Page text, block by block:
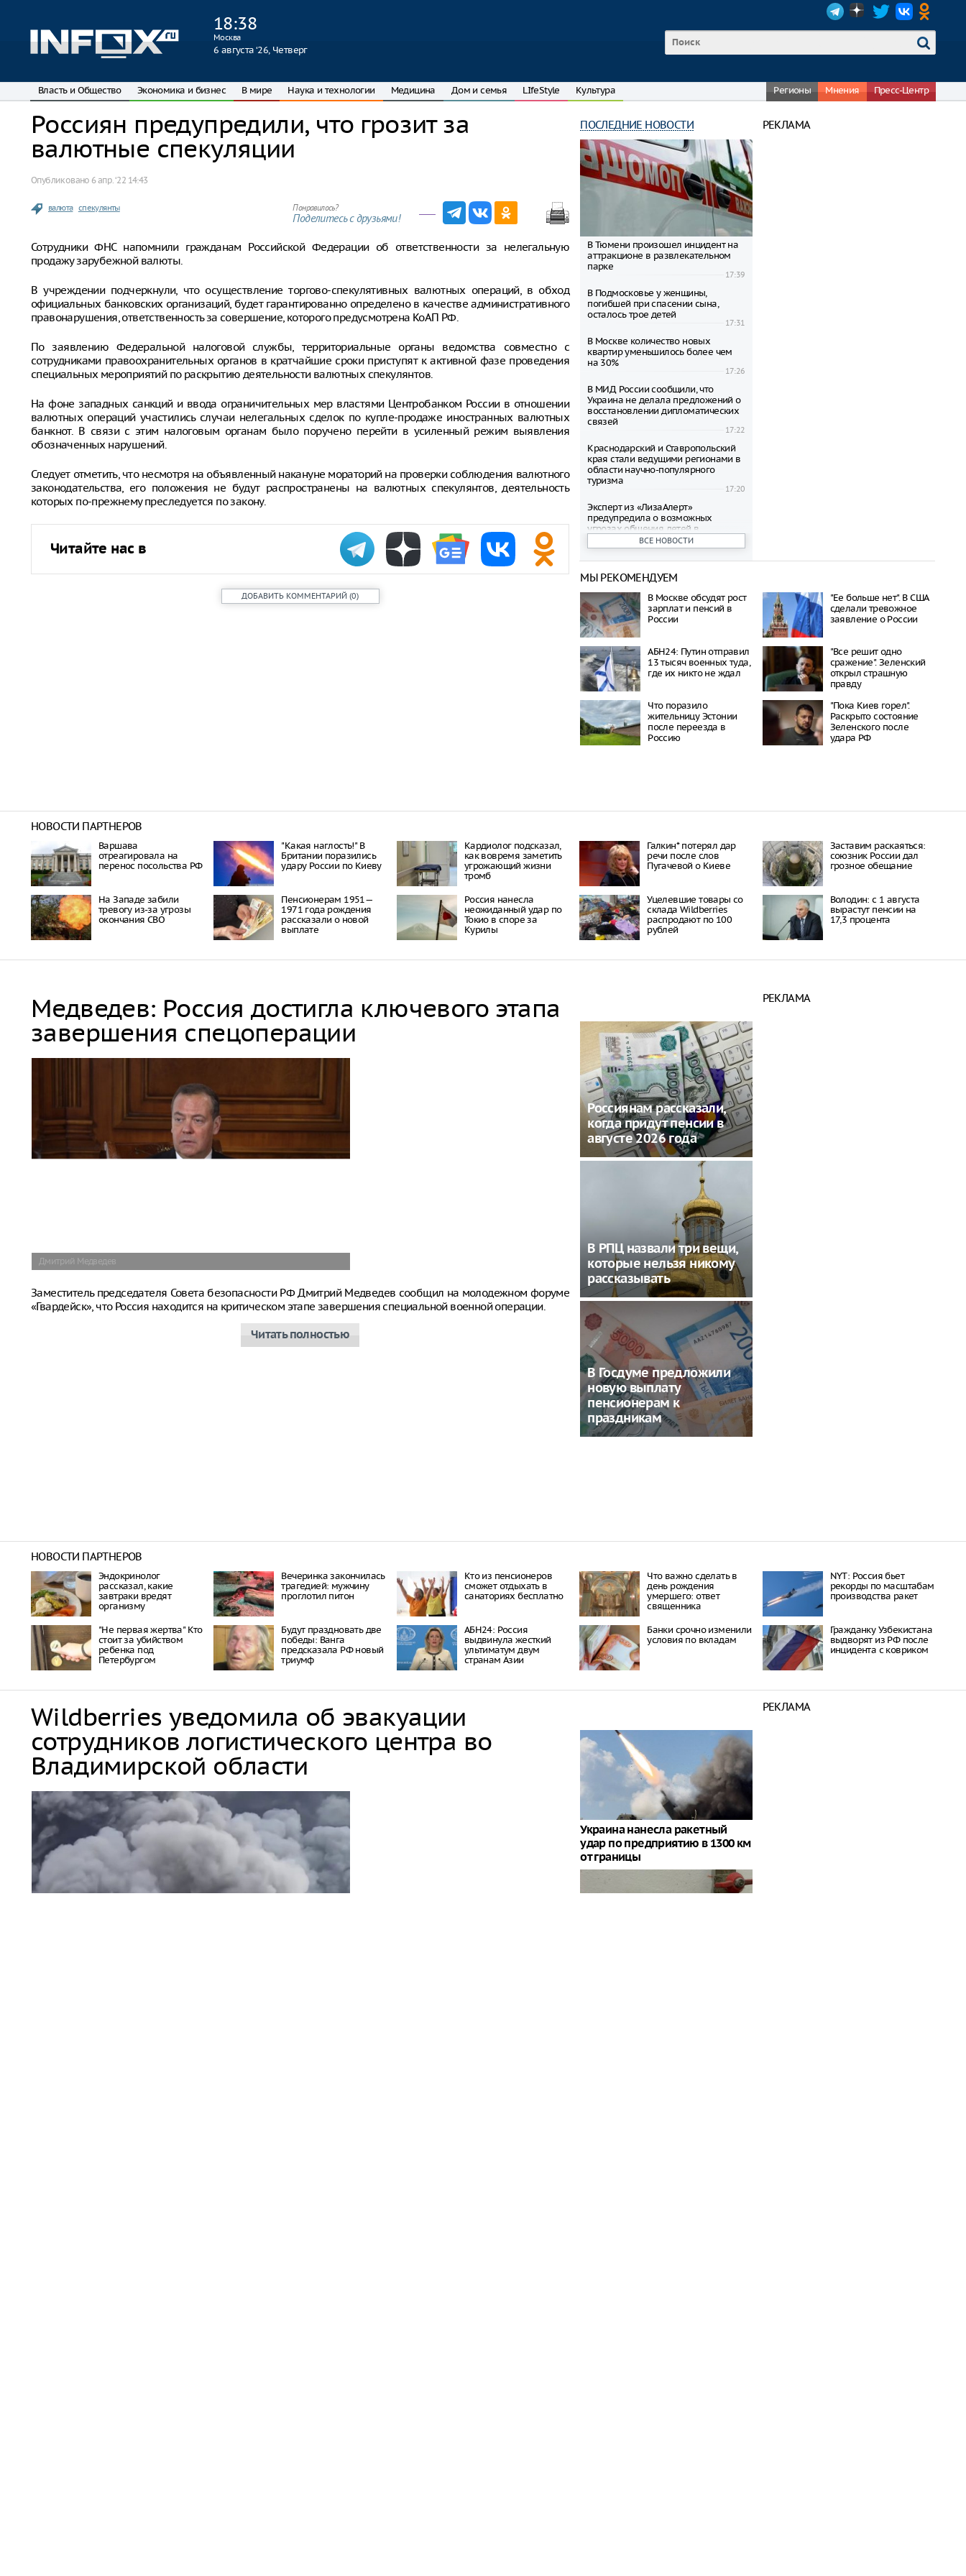
18:38
Москва
6 августа ‘26, Четверг
Власть и Общество Экономика и бизнес В мире Наука и технологии Медицина Дом и семья LIfeStyle Культура Регионы Мнения Пресс-Центр
Россиян предупредили, что грозит за
валютные спекуляции
Опубликовано 6 апр. ‘22 14:43
валюта спекулянты Понравилось?
Поделитесь с друзьями!
Сотрудники ФНС напомнили гражданам Российской Федерации об ответственности за нелегальную
продажу зарубежной валюты.
В учреждении подчеркнули, что осуществление торгово-спекулятивных валютных операций, в обход
официальных банковских организаций, будет гарантированно определено в качестве административного
правонарушения, ответственность за совершение, которого предусмотрена КоАП РФ.
По заявлению Федеральной налоговой службы, территориальные органы ведомства совместно с
сотрудниками правоохранительных органов в кратчайшие сроки приступят к активной фазе проведения
специальных мероприятий по раскрытию деятельности валютных спекулянтов.
На фоне западных санкций и ввода ограничительных мер властями Центробанком России в отношении
валютных операций участились случаи нелегальных сделок по купле-продаже иностранных валютных
банкнот. В связи с этим налоговым органам было поручено перейти в усиленный режим выявления
обозначенных нарушений.
Следует отметить, что несмотря на объявленный накануне мораторий на проверки соблюдения валютного
законодательства, его положения не будут распространены на валютных спекулянтов, деятельность
которых по-прежнему преследуется по закону.
Читайте нас в
ДОБАВИТЬ КОММЕНТАРИЙ (0)
ПОСЛЕДНИЕ НОВОСТИ
В Тюмени произошел инцидент на
аттракционе в развлекательном
парке
17:39
В Подмосковье у женщины,
погибшей при спасении сына,
осталось трое детей
17:31
В Москве количество новых
квартир уменьшилось более чем
на 30%
17:26
В МИД России сообщили, что
Украина не делала предложений о
восстановлении дипломатических
связей
17:22
Краснодарский и Ставропольский
края стали ведущими регионами в
области научно-популярного
туризма
17:20
Эксперт из «ЛизаАлерт»
предупредила о возможных
угрозах общения детей в
17:09
множество рейсов из-за
17:04
Экипаж пропавшего самолета под
Иркутском выживал в тайге, имея
лишь три конфеты
Трое подростков похитили и
изнасиловали 15-летнюю
школьницу
Узкие джинсы представляют угрозу
для здоровья мужчин в России
16:53
Открытие прорана в
ВСЕ НОВОСТИ
РЕКЛАМА
МЫ РЕКОМЕНДУЕМ
В Москве обсудят рост
зарплат и пенсий в
России
"Ее больше нет". В США
сделали тревожное
заявление о России
АБН24: Путин отправил
13 тысяч военных туда,
где их никто не ждал
"Все решит одно
сражение". Зеленский
открыл страшную
правду
Что поразило
жительницу Эстонии
после переезда в
Россию
"Пока Киев горел".
Раскрыто состояние
Зеленского после
удара РФ
НОВОСТИ ПАРТНЕРОВ
Варшава
отреагировала на
перенос посольства РФ
"Какая наглость!" В
Британии поразились
удару России по Киеву
Кардиолог подсказал,
как вовремя заметить
угрожающий жизни
тромб
Галкин* потерял дар
речи после слов
Пугачевой о Киеве
Заставим раскаяться:
союзник России дал
грозное обещание
На Западе забили
тревогу из-за угрозы
окончания СВО
Пенсионерам 1951—
1971 года рождения
рассказали о новой
выплате
Россия нанесла
неожиданный удар по
Токио в споре за
Курилы
Уцелевшие товары со
склада Wildberries
распродают по 100
рублей
Володин: с 1 августа
вырастут пенсии на
17,3 процента
Медведев: Россия достигла ключевого этапа
завершения спецоперации
Дмитрий Медведев
Заместитель председателя Совета безопасности РФ Дмитрий Медведев сообщил на молодежном форуме
«Гвардейск», что Россия находится на критическом этапе завершения специальной военной операции.
Читать полностью
Россиянам рассказали,
когда придут пенсии в
августе 2026 года
В РПЦ назвали три вещи,
которые нельзя никому
рассказывать
В Госдуме предложили
новую выплату
пенсионерам к
праздникам
РЕКЛАМА
НОВОСТИ ПАРТНЕРОВ
Эндокринолог
рассказал, какие
завтраки вредят
организму
Вечеринка закончилась
трагедией: мужчину
проглотил питон
Кто из пенсионеров
сможет отдыхать в
санаториях бесплатно
Что важно сделать в
день рождения
умершего: ответ
священника
NYT: Россия бьет
рекорды по масштабам
производства ракет
"Не первая жертва" Кто
стоит за убийством
ребенка под
Петербургом
Будут праздновать две
победы: Ванга
предсказала РФ новый
триумф
АБН24: Россия
выдвинула жесткий
ультиматум двум
странам Азии
Банки срочно изменили
условия по вкладам
Гражданку Узбекистана
выдворят из РФ после
инцидента с ковриком
Wildberries уведомила об эвакуации
сотрудников логистического центра во
Владимирской области
Украина нанесла ракетный
удар по предприятию в 1300 км
от границы
РЕКЛАМА